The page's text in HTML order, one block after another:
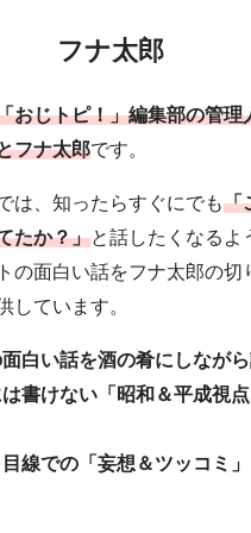
フナ太郎
おじトピ！」編集部の管理
フナ太郎です。
は、知ったらすぐにでも「
たか？」と話したくなるよ
の面白い話をフナ太郎の切
しています。
白い話を酒の肴にしなが
書けない「昭和＆平成視
目線での「妄想＆ツッコミ